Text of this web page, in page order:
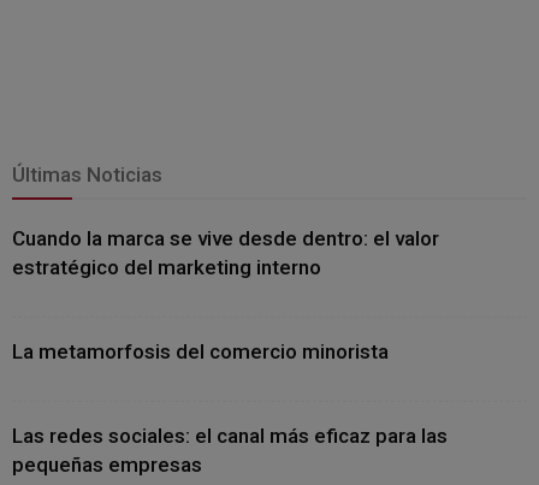
Últimas Noticias
Cuando la marca se vive desde dentro: el valor
estratégico del marketing interno
La metamorfosis del comercio minorista
Las redes sociales: el canal más eficaz para las
pequeñas empresas